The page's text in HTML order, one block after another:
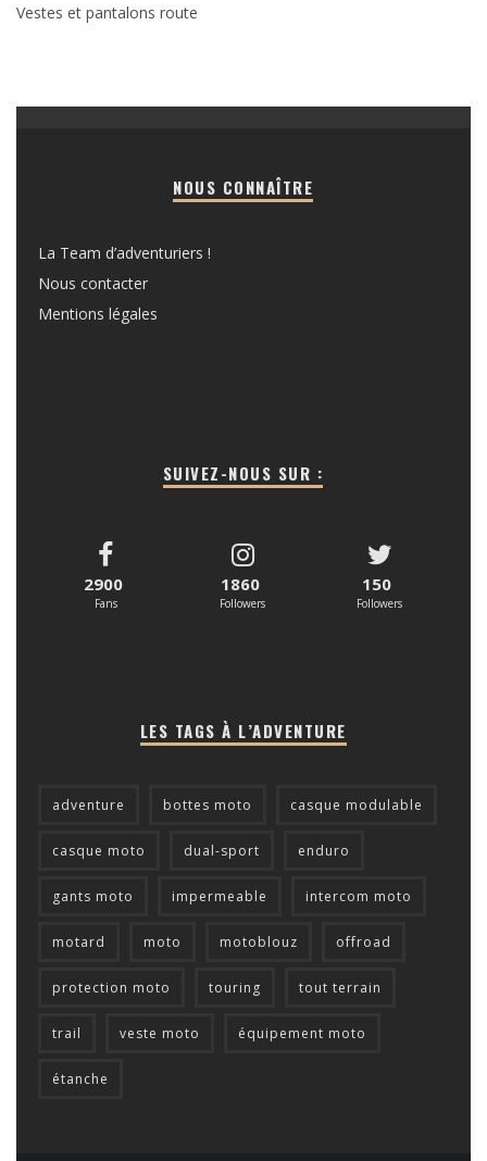
Vestes et pantalons route
NOUS CONNAÎTRE
La Team d’adventuriers !
Nous contacter
Mentions légales
SUIVEZ-NOUS SUR :
2900
Fans
1860
Followers
150
Followers
LES TAGS À L’ADVENTURE
adventure bottes moto casque modulable
casque moto dual-sport enduro
gants moto impermeable intercom moto
motard moto motoblouz offroad
protection moto touring tout terrain
trail veste moto équipement moto
étanche